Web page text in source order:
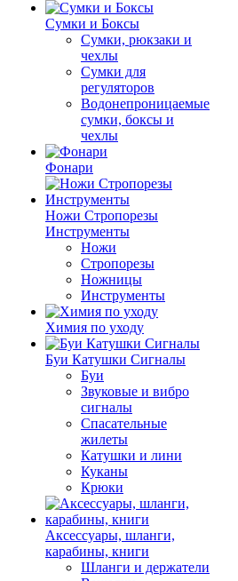
Сумки и Боксы
Сумки, рюкзаки и
чехлы
Сумки для
регуляторов
Водонепроницаемые
сумки, боксы и
чехлы
Фонари
Ножи Стропорезы
Инструменты
Ножи
Стропорезы
Ножницы
Инструменты
Химия по уходу
Буи Катушки Сигналы
Буи
Звуковые и вибро
сигналы
Спасательные
жилеты
Катушки и лини
Куканы
Крюки
Аксессуары, шланги,
карабины, книги
Шланги и держатели